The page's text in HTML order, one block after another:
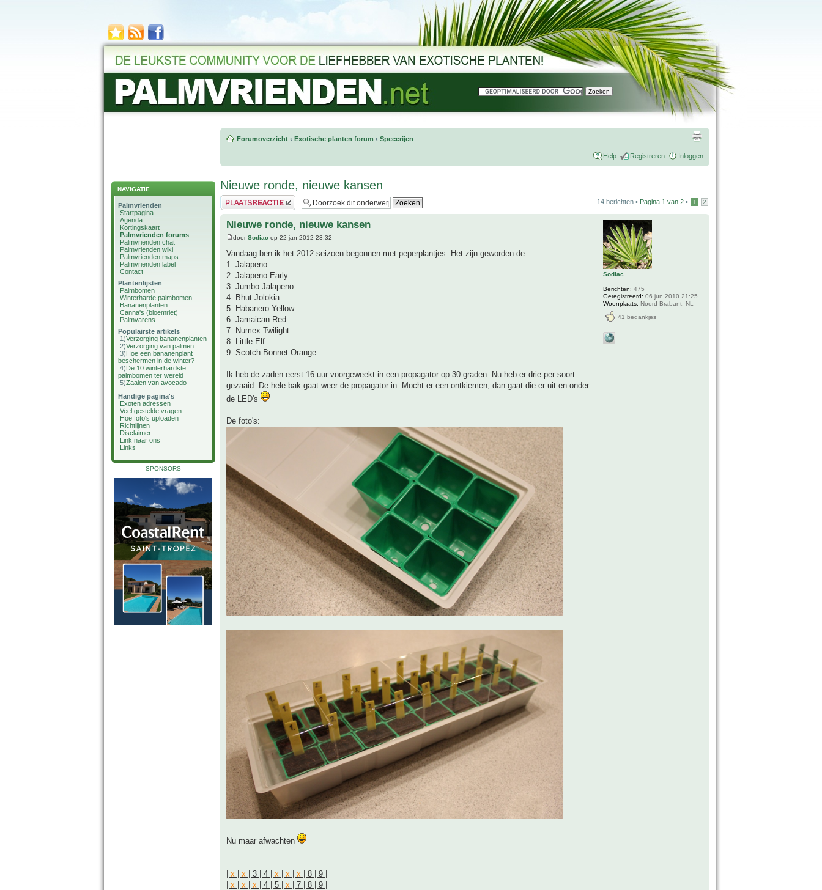
NAVIGATIE
Palmvrienden
Startpagina
Agenda
Kortingskaart
Palmvrienden forums
Palmvrienden chat
Palmvrienden wiki
Palmvrienden maps
Palmvrienden label
Contact
Plantenlijsten
Palmbomen
Winterharde palmbomen
Bananenplanten
Canna's (bloemriet)
Palmvarens
Populairste artikels
1)Verzorging bananenplanten
2)Verzorging van palmen
3)Hoe een bananenplant
beschermen in de winter?
4)De 10 winterhardste
palmbomen ter wereld
5)Zaaien van avocado
Handige pagina's
Exoten adressen
Veel gestelde vragen
Hoe foto's uploaden
Richtlijnen
Disclaimer
Link naar ons
Links
SPONSORS
Forumoverzicht ‹ Exotische planten forum ‹ Specerijen
Help Registreren Inloggen
Nieuwe ronde, nieuwe kansen
Plaats een reactie 14 berichten • Pagina 1 van 2 • 1 2
Nieuwe ronde, nieuwe kansen
doorSodiac op 22 jan 2012 23:32
Vandaag ben ik het 2012-seizoen begonnen met peperplantjes. Het zijn geworden de:
1. Jalapeno
2. Jalapeno Early
3. Jumbo Jalapeno
4. Bhut Jolokia
5. Habanero Yellow
6. Jamaican Red
7. Numex Twilight
8. Little Elf
9. Scotch Bonnet Orange
Ik heb de zaden eerst 16 uur voorgeweekt in een propagator op 30 graden. Nu heb er drie per soort
gezaaid. De hele bak gaat weer de propagator in. Mocht er een ontkiemen, dan gaat die er uit en onder
de LED's
De foto's:
Nu maar afwachten
x x | 3 | 4 | x x x | 8 | 9 |
x x x | 4 | 5 | x | 7 | 8 | 9 |
Sodiac
Berichten: 475
Geregistreerd: 06 jun 2010 21:25
Woonplaats: Noord-Brabant, NL
41 bedankjes